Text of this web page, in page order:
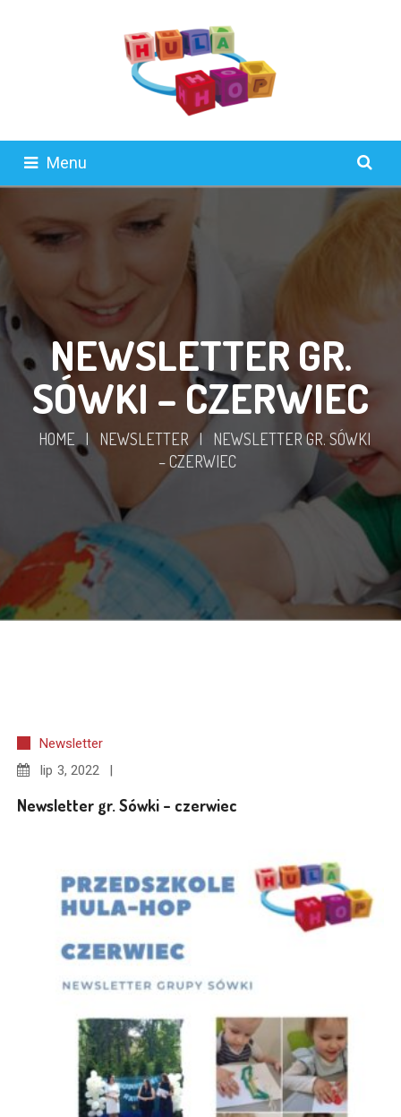
Menu
NEWSLETTER GR.
SÓWKI – CZERWIEC
HOME | NEWSLETTER | NEWSLETTER GR. SÓWKI
– CZERWIEC
Newsletter
lip 3, 2022
Newsletter gr. Sówki – czerwiec